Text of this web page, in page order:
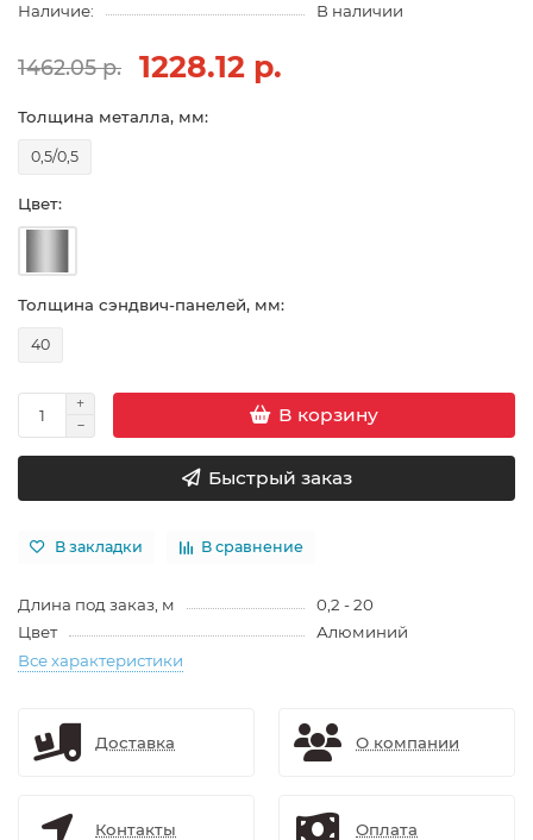
Наличие:
В наличии
1462.05 р. 1228.12 р.
Толщина металла, мм:
0,5/0,5
Цвет:
Толщина сэндвич-панелей, мм:
40
В корзину
Быстрый заказ
В закладки В сравнение
Длина под заказ, м
0,2 - 20
Цвет
Алюминий
Все характеристики
Доставка О компании
Контакты Оплата